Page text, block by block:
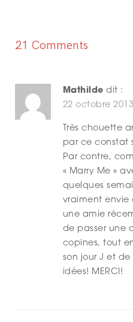
V
I
G
21 Comments
Mathilde dit :
22 octobre
Très chouette
par ce constat
Par contre,
« Marry Me »
quelques
vraiment envie
une amie
de passer une
copines, tout
son jour J et
idées! MERCI!